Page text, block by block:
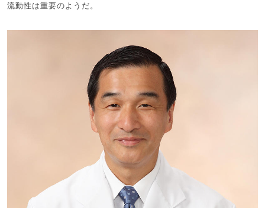
流動性は重要のようだ。